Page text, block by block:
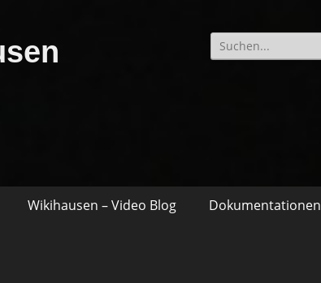
Suche
nach:
Wikihausen – Video Blog Dokumentationen